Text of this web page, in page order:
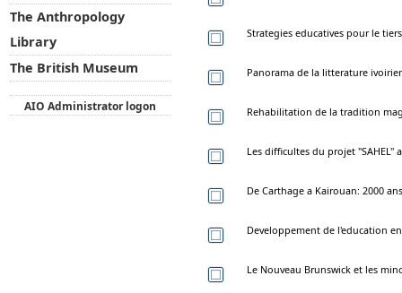
Strategies educatives pour le
Panorama de la litterature
Rehabilitation de la tradition
Les difficultes du projet "SAHEL"
De Carthage a Kairouan: 2000
Developpement de l'education
Le Nouveau Brunswick et les
The Anthropology
Library
The British Museum
AIO Administrator logon